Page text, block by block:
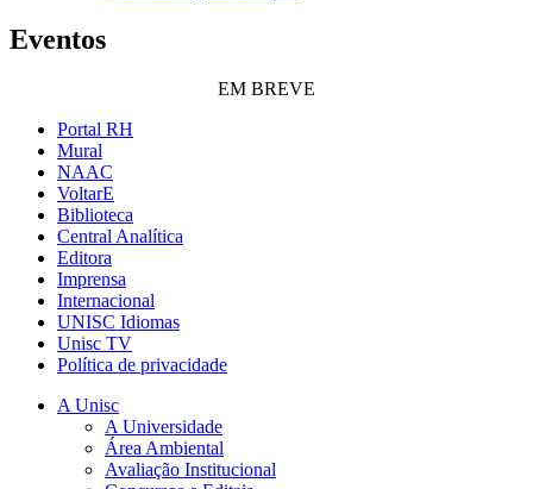
Eventos
EM BREVE
Portal RH
Mural
NAAC
VoltarE
Biblioteca
Central Analítica
Editora
Imprensa
Internacional
UNISC Idiomas
Unisc TV
Política de privacidade
A Unisc
A Universidade
Área Ambiental
Avaliação Institucional